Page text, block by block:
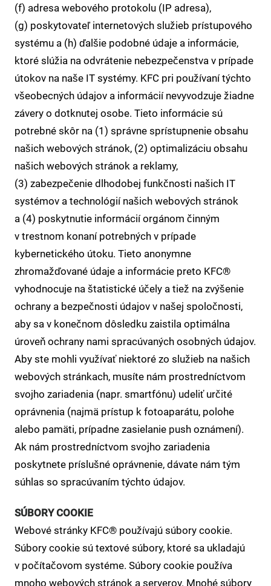
(f) adresa webového protokolu (IP adresa),
(g) poskytovateľ internetových služieb prístupového
systému a (h) ďalšie podobné údaje a informácie,
ktoré slúžia na odvrátenie nebezpečenstva v prípade
útokov na naše IT systémy. KFC pri používaní týchto
všeobecných údajov a informácií nevyvodzuje žiadne
závery o dotknutej osobe. Tieto informácie sú
potrebné skôr na (1) správne sprístupnenie obsahu
našich webových stránok, (2) optimalizáciu obsahu
našich webových stránok a reklamy,
(3) zabezpečenie dlhodobej funkčnosti našich IT
systémov a technológií našich webových stránok
a (4) poskytnutie informácií orgánom činným
v trestnom konaní potrebných v prípade
kybernetického útoku. Tieto anonymne
zhromažďované údaje a informácie preto KFC®
vyhodnocuje na štatistické účely a tiež na zvýšenie
ochrany a bezpečnosti údajov v našej spoločnosti,
aby sa v konečnom dôsledku zaistila optimálna
úroveň ochrany nami spracúvaných osobných údajov.
Aby ste mohli využívať niektoré zo služieb na našich
webových stránkach, musíte nám prostredníctvom
svojho zariadenia (napr. smartfónu) udeliť určité
oprávnenia (najmä prístup k fotoaparátu, polohe
alebo pamäti, prípadne zasielanie push oznámení).
Ak nám prostredníctvom svojho zariadenia
poskytnete príslušné oprávnenie, dávate nám tým
súhlas so spracúvaním týchto údajov.
SÚBORY COOKIE
Webové stránky KFC® používajú súbory cookie.
Súbory cookie sú textové súbory, ktoré sa ukladajú
v počítačovom systéme. Súbory cookie používa
mnoho webových stránok a serverov. Mnohé súbory